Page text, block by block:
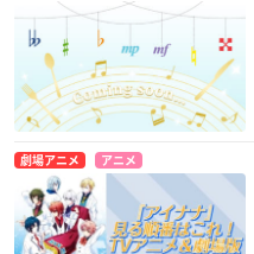
劇場アニメ アニメ